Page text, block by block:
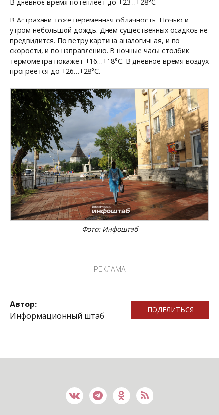
В дневное время потеплеет до +23…+28°С.
В Астрахани тоже переменная облачность. Ночью и
утром небольшой дождь. Днем существенных осадков не
предвидится. По ветру картина аналогичная, и по
скорости, и по направлению. В ночные часы столбик
термометра покажет +16…+18°С. В дневное время воздух
прогреется до +26…+28°С.
Фото: Инфоштаб
РЕКЛАМА
Автор:
Информационный штаб
ПОДЕЛИТЬСЯ